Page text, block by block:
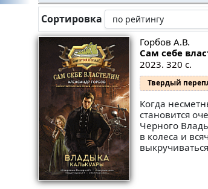
Сортировка
Горбов А.В.
Сам себе
2023. 320 с.
Твердый
Когда
становится
Черного
в колеса и